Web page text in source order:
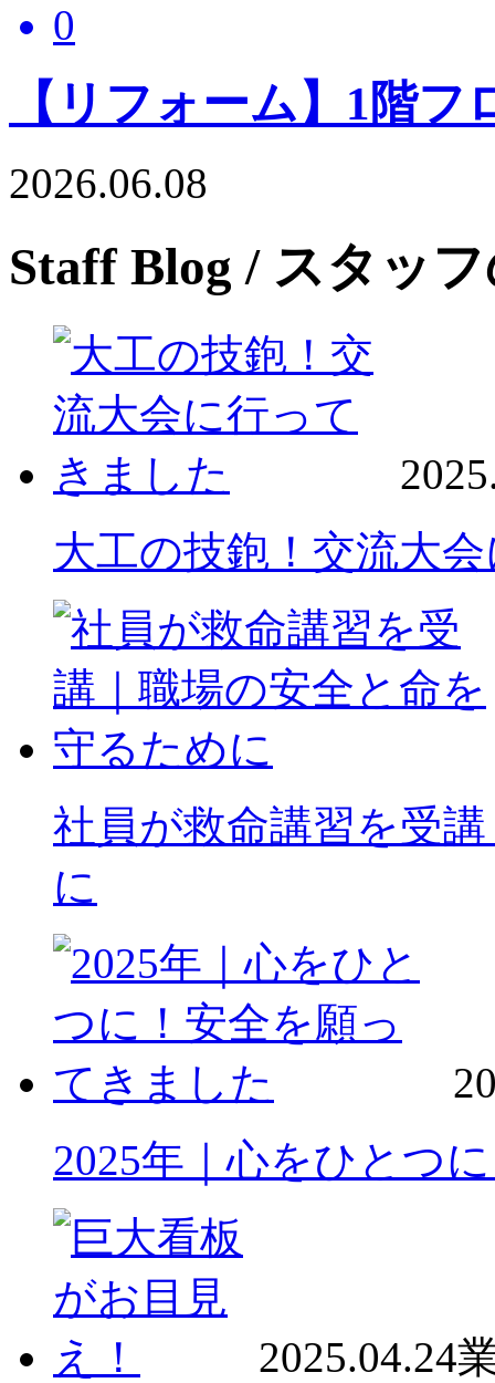
0
【リフォーム】1階フ
2026.06.08
Staff Blog / スタッ
大工の技鉋！交流大
社員が救命講習を受
に
2025年｜心をひとつ
2025.04.24